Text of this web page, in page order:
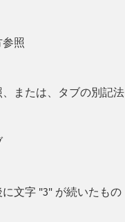
照
または、タブの別記法
に文字 "3" が続いたもの